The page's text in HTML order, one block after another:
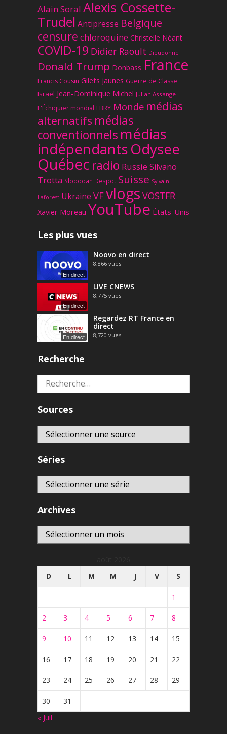
Alain Soral Alexis Cossette-
Trudel Antipresse Belgique
censure chloroquine Christelle Néant
COVID-19 Didier Raoult Dieudonné
Donald Trump Donbass France
Francis Cousin Gilets jaunes Guerre de Classe
Israël Jean-Dominique Michel Julian Assange
L'Échiquier mondial LBRY Monde médias
alternatifs médias
conventionnels médias
indépendantsOdysee
Québec radio Russie Silvano
Trotta Slobodan Despot Suisse Sylvain
Laforest Ukraine VFvlogs VOSTFR
Xavier Moreau YouTube États-Unis
Les plus vues
En direct
Noovo en direct
8,866 vues
En direct
LIVE CNEWS
8,775 vues
En direct
Regardez RT France en
direct
8,720 vues
Recherche
Rechercher :
Sources
Séries
Archives
Archives
D
L M M J V S
1
2 3 4 5 6 7 8
9 10 11 12 13 14 15
16 17 18 19 20 21 22
23 24 25 26 27 28 29
30
31
« Juil